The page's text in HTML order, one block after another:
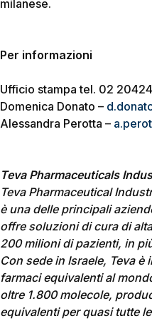
milanese.
Per informazioni
Ufficio stampa tel. 02
Domenica Donato –
Alessandra Perotta –
Teva Pharmaceuticals
Teva Pharmaceutical
è una delle principali
offre soluzioni di cura di
200 milioni di pazienti, in
Con sede in Israele, Teva
farmaci equivalenti al
oltre 1.800 molecole,
equivalenti per quasi tutte